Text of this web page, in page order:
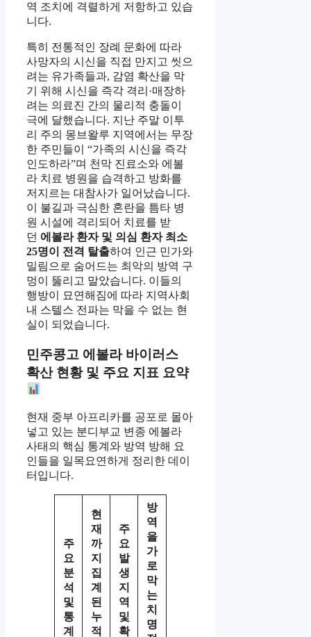
역 조치에 격렬하게 저항하고 있습
니다.
특히 전통적인 장례 문화에 따라
사망자의 시신을 직접 만지고 씻으
려는 유가족들과, 감염 확산을 막
기 위해 시신을 즉각 격리·매장하
려는 의료진 간의 물리적 충돌이
극에 달했습니다. 지난 주말 이투
리 주의 몽브왈루 지역에서는 무장
한 주민들이 “가족의 시신을 즉각
인도하라”며 천막 진료소와 에볼
라 치료 병원을 습격하고 방화를
저지르는 대참사가 일어났습니다.
이 불길과 극심한 혼란을 틈타 병
원 시설에 격리되어 치료를 받
던 에볼라 환자 및 의심 환자 최소
25명이 전격 탈출하여 인근 민가와
밀림으로 숨어드는 최악의 방역 구
멍이 뚫리고 말았습니다. 이들의
행방이 묘연해짐에 따라 지역사회
내 스텔스 전파는 막을 수 없는 현
실이 되었습니다.
민주콩고 에볼라 바이러스
확산 현황 및 주요 지표 요약
현재 중부 아프리카를 공포로 몰아
넣고 있는 분디부교 변종 에볼라
사태의 핵심 통계와 방역 방해 요
인들을 일목요연하게 정리한 데이
터입니다.
주
요
분
석
및
통
계
현
재
까
지
집
계
된
누
적
주
요
발
생
지
역
및
확
방
역
을
가
로
막
는
치
명